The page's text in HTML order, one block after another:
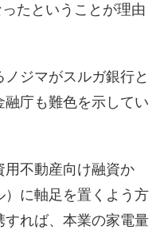
たということが理由
ジマがスルガ銀行と
庁も難色を示してい
用不動産向け融資か
）に軸足を置くよう方
れば、本業の家電量